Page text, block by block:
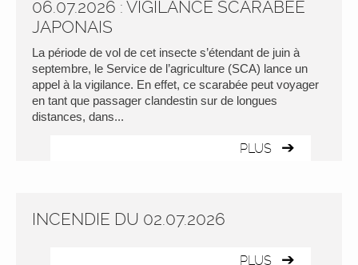
06.07.2026 : VIGILANCE SCARABÉE
JAPONAIS
La période de vol de cet insecte s’étendant de juin à
septembre, le Service de l’agriculture (SCA) lance un
appel à la vigilance. En effet, ce scarabée peut voyager
en tant que passager clandestin sur de longues
distances, dans...
PLUS
INCENDIE DU 02.07.2026
PLUS